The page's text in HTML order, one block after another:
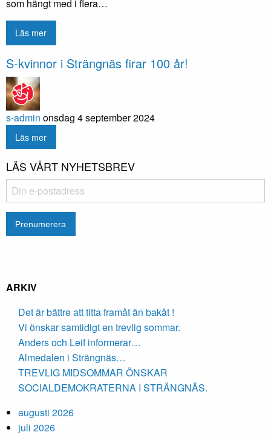
som hängt med i flera…
Läs mer
S-kvinnor i Strängnäs firar 100 år!
s-admin onsdag 4 september 2024
Läs mer
LÄS VÅRT NYHETSBREV
ARKIV
Det är bättre att titta framåt än bakåt !
Vi önskar samtidigt en trevlig sommar.
Anders och Leif informerar…
Almedalen i Strängnäs…
TREVLIG MIDSOMMAR ÖNSKAR
SOCIALDEMOKRATERNA I STRÄNGNÄS.
augusti 2026
juli 2026